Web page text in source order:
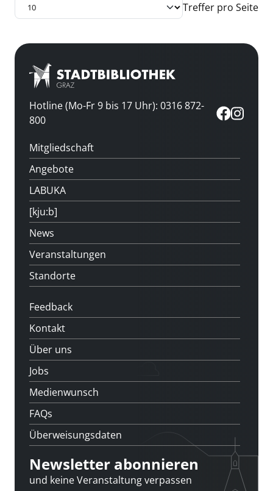
Treffer pro Seite
Hotline (Mo-Fr 9 bis 17 Uhr): 0316 872-
800
Mitgliedschaft
Angebote
LABUKA
[kju:b]
News
Veranstaltungen
Standorte
Feedback
Kontakt
Über uns
Jobs
Medienwunsch
FAQs
Überweisungsdaten
Newsletter abonnieren
und keine Veranstaltung verpassen